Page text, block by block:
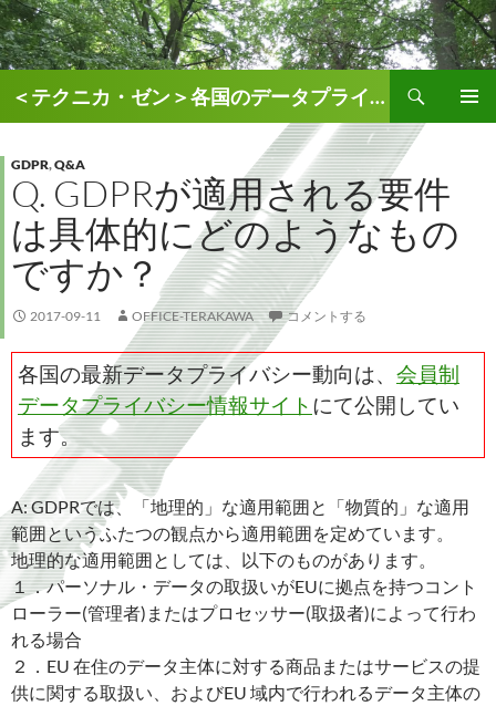
＜テクニカ・ゼン＞各国のデータプライバシー、AI関連情報
索
テ
ン
ツ
へ
ス
プ
GDPR,Q&A
Q. GDPRが適用される要件
は具体的にどのようなもの
ですか？
2017-09-11 OFFICE-TERAKAWA コメントする
各国の最新データプライバシー動向は、 会員制
データプライバシー情報サイト にて公開してい
ます。
A: GDPRでは、「地理的」な適用範囲と「物質的」な適用
範囲というふたつの観点から適用範囲を定めています。
地理的な適用範囲としては、以下のものがあります。
１．パーソナル・データの取扱いがEUに拠点を持つコント
ローラー(管理者)またはプロセッサー(取扱者)によって行わ
れる場合
２．EU 在住のデータ主体に対する商品またはサービスの提
供に関する取扱い、およびEU 域内で行われるデータ主体の